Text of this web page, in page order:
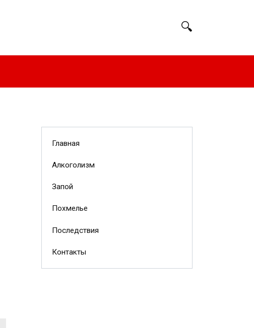
Главная
Алкоголизм
Запой
Похмелье
Последствия
Контакты